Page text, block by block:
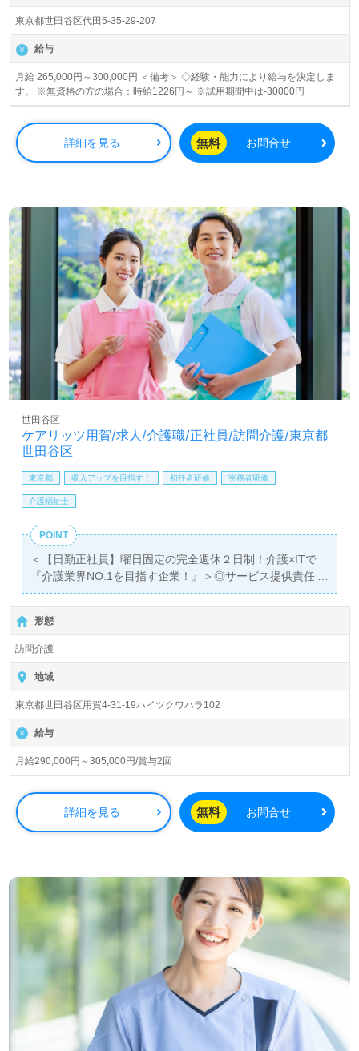
東京都世田谷区代田5-35-29-207
給与
月給 265,000円～300,000円 ＜備考＞ ◇経験・能力により給与を決定しま
す。 ※無資格の方の場合：時給1226円～ ※試用期間中は-30000円
詳細を見る 無料 お問合せ
ケアリッツ用賀/求人/介護職/正社員/訪問介護/東京都
世田谷区
世田谷区
東京都 収入アップを目指す！ 初任者研修 実務者研修
介護福祉士
POINT
＜【日勤正社員】曜日固定の完全週休２日制！介護×ITで
『介護業界NO.1を目指す企業！』＞◎サービス提供責任
者/正社員募集◎
【月給290,000円～305,000円 /賞与2回】＊初任者研修以
上有資格者向け求人＊『用賀駅』徒歩6分。
『ケアリッツ用賀』株式会社ケアリッツ・アンド・パート
ナーズ（本社：東京都新宿区）様の運営です。従業員数
2,600人以上。宮城、東京、神奈川、千葉、埼玉、愛知、
山梨、大阪を中心に訪問介護、通所介護、短期入所生活介
護、居宅介護支援、パートナーズサービス、レジデンシャ
を目指されている、注目の企業様です。
◎ご利用者様の笑顔がやりがいに！『ケアリッツ品質』で
プロフェッショナル訪問介護を実現される事業所様！◎
看護助手や介護職経験をベースにサービス提供責任者経験
協力できる仲間達、ご利用者様やご家族様からの笑顔も働
くあなたのモチベーションに！『ご利用者様のお役に立ち
たい、資格/経験を活かしたい』『サービス提供責任者とし
て、働きがいを感じながら仕事をしたい』『転職で施設形
態や環境を変えて働きたい』等の方も大歓迎です。サービ
ス提供エリアは世田谷区。こちらの求人は＜サービス提供
責任者紹介専任コンサルタント＞より募集詳細等をご案内
します。お問い合わせも遠慮なくお願いします。
全国の求人ご紹介！医療/福祉業界の正社員/パート仕事探
しは【ウィルオブ介護】＊求人情報収集、将来的に検討の
形態
訪問介護
地域
東京都世田谷区用賀4-31-19ハイツクワハラ102
給与
月給290,000円～305,000円/賞与2回
詳細を見る 無料 お問合せ